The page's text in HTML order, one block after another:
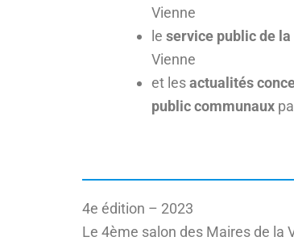
Vienne
leservice public de
Vienne
et lesactualités
public communaux
4e édition – 2023
Le 4ème salon des Maires de la